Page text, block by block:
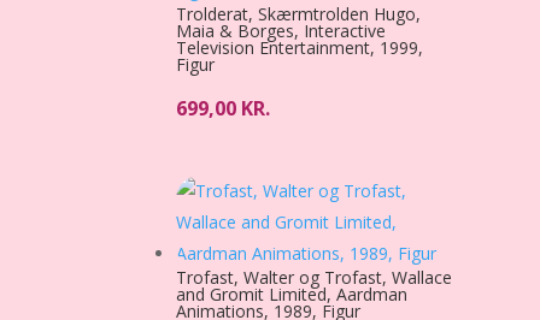
Trolderat, Skærmtrolden Hugo,
Maia & Borges, Interactive
Television Entertainment, 1999,
Figur
699,00 KR.
Trofast, Walter og Trofast, Wallace
and Gromit Limited, Aardman
Animations, 1989, Figur